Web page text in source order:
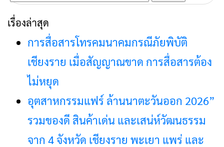
สำหรับ:
เรื่องล่าสุด
การสื่อสารโทรคมนาคมกรณีภัยพิบัติ
เชียงราย เมื่อสัญญาณขาด การสื่อสารต้อง
ไม่หยุด
อุตสาหกรรมแฟร์ ล้านนาตะวันออก 2026”
รวมของดี สินค้าเด่น และเสน่ห์วัฒนธรรม
จาก 4 จังหวัด เชียงราย พะเยา แพร่ และ